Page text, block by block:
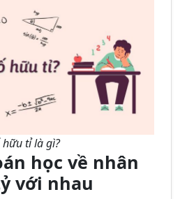
hữu tỉ là gì?
học về nhân
với nhau